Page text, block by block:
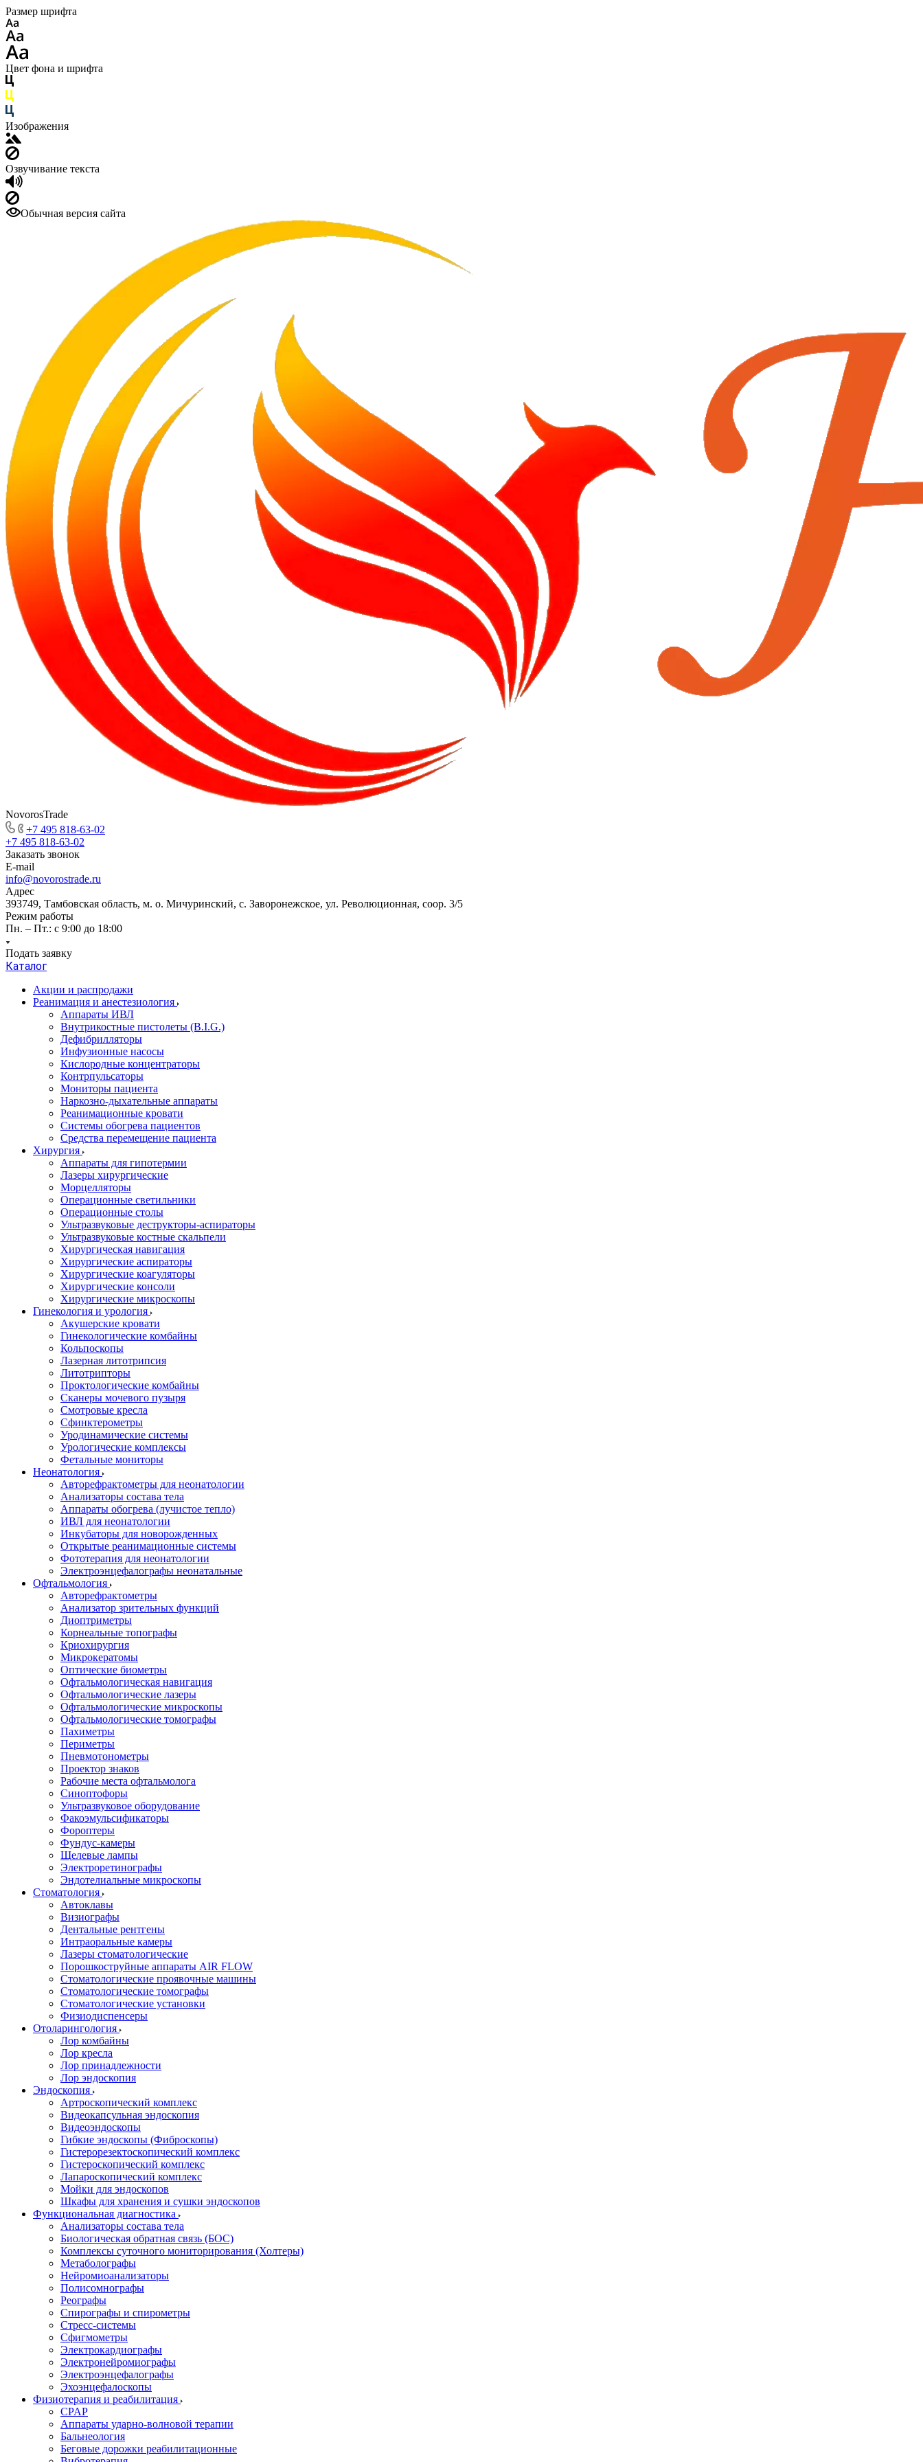
Размер шрифта
Цвет фона и шрифта
Изображения
Озвучивание текста
Обычная версия сайта
NovorosTrade
+7 495 818-63-02
+7 495 818-63-02
Заказать звонок
E-mail
info@novorostrade.ru
Адрес
393749, Тамбовская область, м. о. Мичуринский, с. Заворонежское, ул. Революционная, соор. 3/5
Режим работы
Пн. – Пт.: с 9:00 до 18:00
Подать заявку
Каталог
Акции и распродажи
Реанимация и анестезиология
Аппараты ИВЛ
Внутрикостные пистолеты (B.I.G.)
Дефибрилляторы
Инфузионные насосы
Кислородные концентраторы
Контрпульсаторы
Мониторы пациента
Наркозно-дыхательные аппараты
Реанимационные кровати
Системы обогрева пациентов
Средства перемещение пациента
Хирургия
Аппараты для гипотермии
Лазеры хирургические
Морцелляторы
Операционные светильники
Операционные столы
Ультразвуковые деструкторы-аспираторы
Ультразвуковые костные скальпели
Хирургическая навигация
Хирургические аспираторы
Хирургические коагуляторы
Хирургические консоли
Хирургические микроскопы
Гинекология и урология
Акушерские кровати
Гинекологические комбайны
Кольпоскопы
Лазерная литотрипсия
Литотрипторы
Проктологические комбайны
Сканеры мочевого пузыря
Смотровые кресла
Сфинктерометры
Уродинамические системы
Урологические комплексы
Фетальные мониторы
Неонатология
Авторефрактометры для неонатологии
Анализаторы состава тела
Аппараты обогрева (лучистое тепло)
ИВЛ для неонатологии
Инкубаторы для новорожденных
Открытые реанимационные системы
Фототерапия для неонатологии
Электроэнцефалографы неонатальные
Офтальмология
Авторефрактометры
Анализатор зрительных функций
Диоптриметры
Корнеальные топографы
Криохирургия
Микрокератомы
Оптические биометры
Офтальмологическая навигация
Офтальмологические лазеры
Офтальмологические микроскопы
Офтальмологические томографы
Пахиметры
Периметры
Пневмотонометры
Проектор знаков
Рабочие места офтальмолога
Синоптофоры
Ультразвуковое оборудование
Факоэмульсификаторы
Фороптеры
Фундус-камеры
Щелевые лампы
Электроретинографы
Эндотелиальные микроскопы
Стоматология
Автоклавы
Визиографы
Дентальные рентгены
Интраоральные камеры
Лазеры стоматологические
Порошкоструйные аппараты AIR FLOW
Стоматологические проявочные машины
Стоматологические томографы
Стоматологические установки
Физиодиспенсеры
Отоларингология
Лор комбайны
Лор кресла
Лор принадлежности
Лор эндоскопия
Эндоскопия
Артроскопический комплекс
Видеокапсульная эндоскопия
Видеоэндоскопы
Гибкие эндоскопы (Фиброcкопы)
Гистерорезектоскопический комплекс
Гистероскопический комплекс
Лапароскопический комплекс
Мойки для эндоскопов
Шкафы для хранения и сушки эндоскопов
Функциональная диагностика
Анализаторы состава тела
Биологическая обратная связь (БОС)
Комплексы суточного мониторирования (Холтеры)
Метаболографы
Нейромиоанализаторы
Полисомнографы
Реографы
Спирографы и спирометры
Стресс-системы
Сфигмометры
Электрокардиографы
Электронейромиографы
Электроэнцефалографы
Эхоэнцефалоскопы
Физиотерапия и реабилитация
CPAP
Аппараты ударно-волновой терапии
Бальнеология
Беговые дорожки реабилитационные